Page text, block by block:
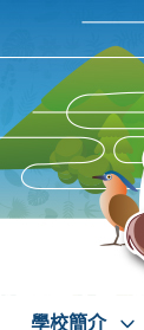
學校簡介